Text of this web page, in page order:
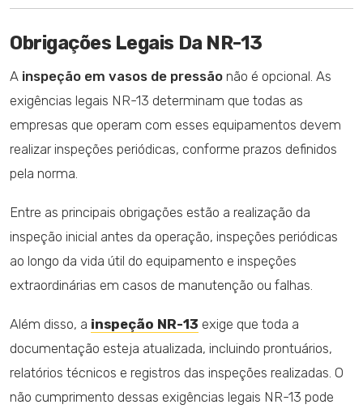
Obrigações Legais Da NR-13
A inspeção em vasos de pressão não é opcional. As
exigências legais NR-13 determinam que todas as
empresas que operam com esses equipamentos devem
realizar inspeções periódicas, conforme prazos definidos
pela norma.
Entre as principais obrigações estão a realização da
inspeção inicial antes da operação, inspeções periódicas
ao longo da vida útil do equipamento e inspeções
extraordinárias em casos de manutenção ou falhas.
Além disso, a inspeção NR-13 exige que toda a
documentação esteja atualizada, incluindo prontuários,
relatórios técnicos e registros das inspeções realizadas. O
não cumprimento dessas exigências legais NR-13 pode